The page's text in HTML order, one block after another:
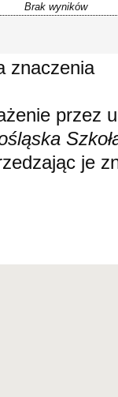
Brak wyników
znaczenia
przez
je